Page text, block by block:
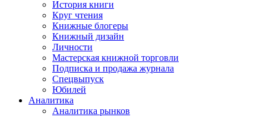
История книги
Круг чтения
Книжные блогеры
Книжный дизайн
Личности
Мастерская книжной торговли
Подписка и продажа журнала
Спецвыпуск
Юбилей
Аналитика
Аналитика рынков